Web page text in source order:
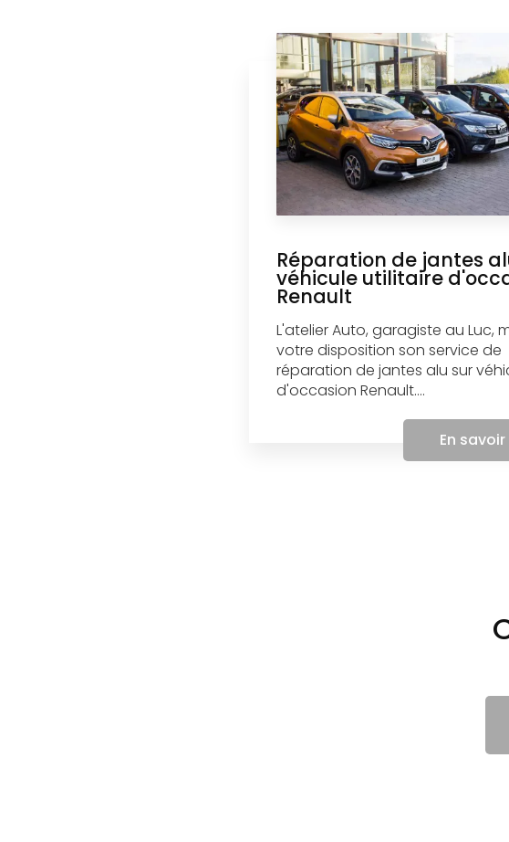
Réparation de jantes
véhicule utilitaire
Renault
L'atelier Auto, garagiste au Luc,
votre disposition son service de
réparation de jantes alu sur
d'occasion Renault....
En